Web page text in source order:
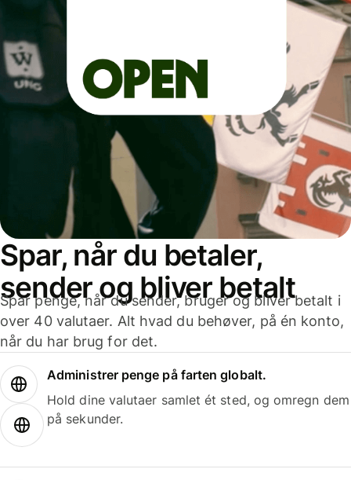
Spar, når du betaler,
sender og bliver betalt
Spar penge, når du sender, bruger og bliver betalt i
over 40 valutaer. Alt hvad du behøver, på én konto,
når du har brug for det.
Administrer penge på farten globalt.
Hold dine valutaer samlet ét sted, og omregn dem
på sekunder.